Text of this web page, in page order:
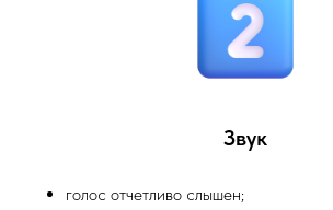
Звук
голос отчетливо слышен;